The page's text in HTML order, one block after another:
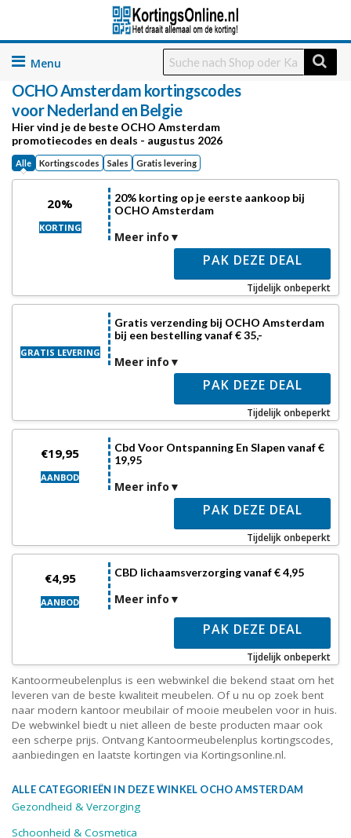
Skip
content
OCHO Amsterdam kortingscodes
voor Nederland en Belgie
Hier vind je de beste OCHO Amsterdam
promotiecodes en deals - augustus 2026
Alle Kortingscodes Sales Gratis levering
20%
KORTING
20% korting op je eerste aankoop bij
OCHO Amsterdam
Meer info
PAK DEZE DEAL
Tijdelijk onbeperkt
GRATIS LEVERING
Gratis verzending bij OCHO Amsterdam
bij een bestelling vanaf € 35,-
Meer info
PAK DEZE DEAL
Tijdelijk onbeperkt
€19,95
AANBOD
Cbd Voor Ontspanning En Slapen vanaf €
19,95
Meer info
PAK DEZE DEAL
Tijdelijk onbeperkt
€4,95
AANBOD
CBD lichaamsverzorging vanaf € 4,95
Meer info
PAK DEZE DEAL
Tijdelijk onbeperkt
Kantoormeubelenplus is een webwinkel die bekend staat om het
leveren van de beste kwaliteit meubelen. Of u nu op zoek bent
naar modern kantoor meubilair of mooie meubelen voor in huis.
De webwinkel biedt u niet alleen de beste producten maar ook
een scherpe prijs. Ontvang Kantoormeubelenplus kortingscodes,
aanbiedingen en laatste kortingen via Kortingsonline.nl.
ALLE CATEGORIEËN IN DEZE WINKEL OCHO AMSTERDAM
Gezondheid & Verzorging
Schoonheid & Cosmetica